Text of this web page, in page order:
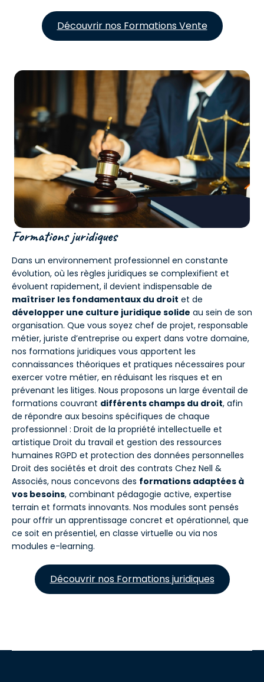
Découvrir nos Formations Vente
Formations juridiques
Dans un environnement professionnel en constante
évolution, où les règles juridiques se complexifient et
évoluent rapidement, il devient indispensable de
maîtriser les fondamentaux du droit et de
développer une culture juridique solide au sein de son
organisation. Que vous soyez chef de projet, responsable
métier, juriste d’entreprise ou expert dans votre domaine,
nos formations juridiques vous apportent les
connaissances théoriques et pratiques nécessaires pour
exercer votre métier, en réduisant les risques et en
prévenant les litiges. Nous proposons un large éventail de
formations couvrant différents champs du droit, afin
de répondre aux besoins spécifiques de chaque
professionnel : Droit de la propriété intellectuelle et
artistique Droit du travail et gestion des ressources
humaines RGPD et protection des données personnelles
Droit des sociétés et droit des contrats Chez Nell &
Associés, nous concevons des formations adaptées à
vos besoins, combinant pédagogie active, expertise
terrain et formats innovants. Nos modules sont pensés
pour offrir un apprentissage concret et opérationnel, que
ce soit en présentiel, en classe virtuelle ou via nos
modules e-learning.
Découvrir nos Formations juridiques